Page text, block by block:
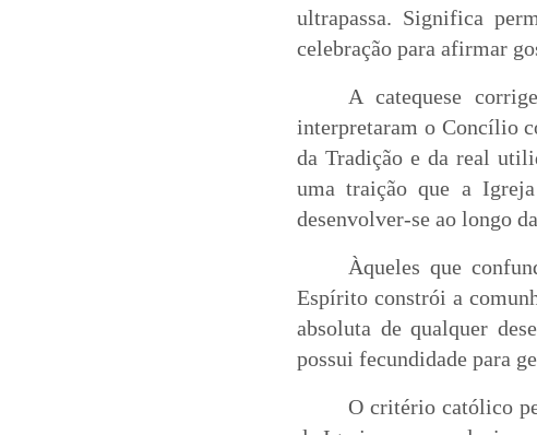
ultrapassa. Significa
celebração para afirmar
A catequese
interpretaram o Concílio
da Tradição e da real
uma traição que a
desenvolver-se ao longo
Àqueles que
Espírito constrói a
absoluta de qualquer
possui fecundidade para
O critério católico